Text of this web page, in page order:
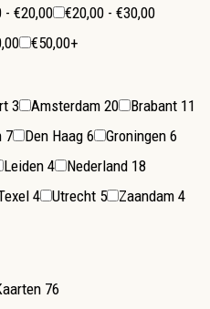
- €20,00
€20,00 - €30,00
€50,00+
3 Amsterdam 20 Brabant 11
7 Den Haag 6 Groningen 6
Leiden 4 Nederland 18
4 Utrecht 5 Zaandam 4
76